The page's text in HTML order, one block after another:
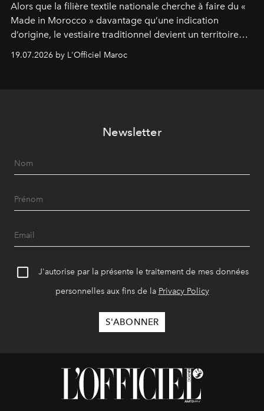
Alors que la filière textile nationale cherche à faire du «
Made in Morocco » davantage qu’une indication
d’origine, le vestiaire traditionnel devient un territoire
d’expérimentation. Avec Néo Beldi, Diamantine en
révise les proportions et les usages pour l’inscrire dans
19.07.2026 by L'Officiel Maroc
Newsletter
J'autorise par la présente le traitement de mes données
personnelles aux fins de la Privacy Policy